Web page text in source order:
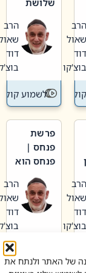
של האתר ולנתח את
תורה – מדרש
האבות
הרב
שאול
דוד
בוצ'קו
לשמוע קול
תורה – מדרש
פרשת
פנחס |
פנחס הוא
אליהו: בין
קנאות
הורסת
לקנאות
בונה
הרב
שאול
דוד
בוצ'קו
לשמוע קול